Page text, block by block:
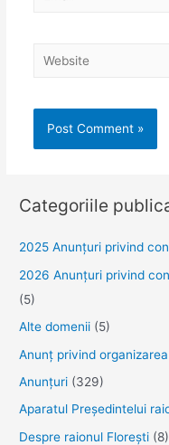
Website
Categoriile
2025 Anunţuri privind
2026 Anunțuri privind
(5)
Alte domenii (5)
Anunţ privind
Anunţuri (329)
Aparatul Preşedintelui
Despre raionul Floreşti (8)